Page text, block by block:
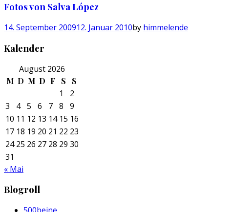
Fotos von Salva López
14. September 200912. Januar 2010by himmelende
Kalender
August 2026
M D M D F S S
1
2
3
4 5 6 7 8
9
10 11 12 13 14 15 16
17 18 19 20 21 22 23
24 25 26 27 28 29 30
31
« Mai
Blogroll